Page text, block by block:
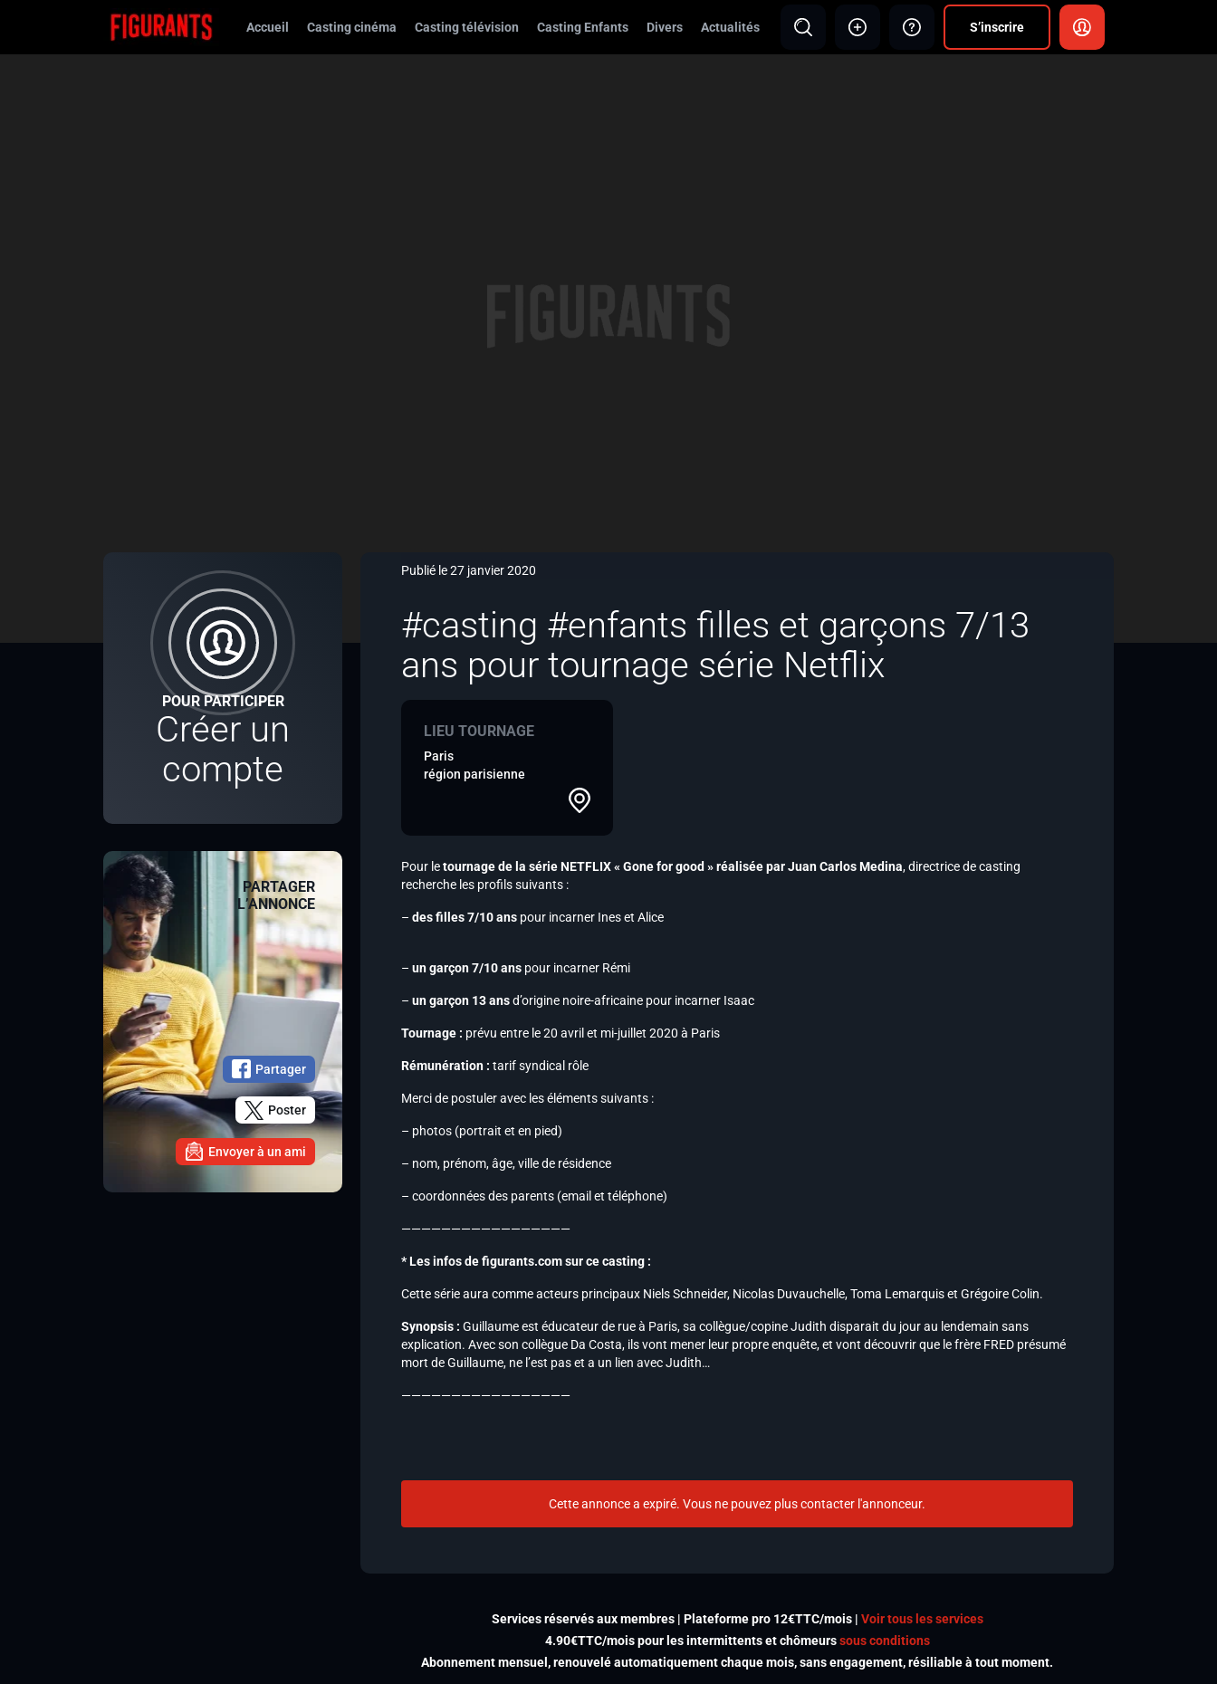
Accueil Casting cinéma Casting télévision Casting Enfants Divers Actualités S’inscrire
POUR PARTICIPER
Créer un
compte
PARTAGER
L’ANNONCE
Partager
Poster
Envoyer à un ami
Publié le 27 janvier 2020
#casting #enfants filles et garçons 7/13
ans pour tournage série Netflix
LIEU TOURNAGE
Paris
région parisienne
Pour letournage de la série NETFLIX « Gone for good » réalisée par Juan Carlos Medina, directrice de casting
recherche les profils suivants :
– des filles 7/10 ans pour incarner Ines et Alice
– un garçon 7/10 ans pour incarner Rémi
– un garçon 13 ansd’origine noire-africaine pour incarner Isaac
Tournage : prévu entre le 20 avril et mi-juillet 2020 à Paris
Rémunération : tarif syndical rôle
Merci de postuler avec les éléments suivants :
– photos (portrait et en pied)
– nom, prénom, âge, ville de résidence
– coordonnées des parents (email et téléphone)
—————————————————
* Les infos de figurants.com sur ce casting :
Cette série aura comme acteurs principaux Niels Schneider, Nicolas Duvauchelle, Toma Lemarquis et Grégoire Colin.
Synopsis : Guillaume est éducateur de rue à Paris, sa collègue/copine Judith disparait du jour au lendemain sans
explication. Avec son collègue Da Costa, ils vont mener leur propre enquête, et vont découvrir que le frère FRED présumé
mort de Guillaume, ne l’est pas et a un lien avec Judith…
—————————————————
Cette annonce a expiré. Vous ne pouvez plus contacter l'annonceur.
Services réservés aux membres | Plateforme pro 12€TTC/mois | Voir tous les services
4.90€TTC/mois pour les intermittents et chômeurssous conditions
Abonnement mensuel, renouvelé automatiquement chaque mois, sans engagement, résiliable à tout moment.